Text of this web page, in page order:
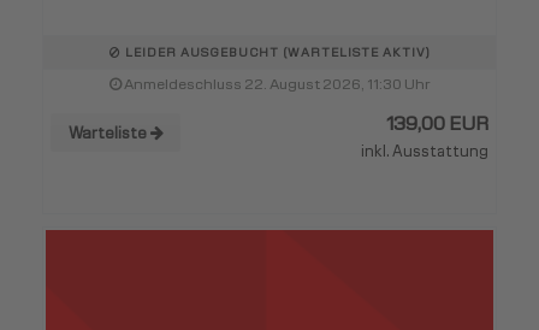
LEIDER AUSGEBUCHT (WARTELISTE AKTIV)
Anmeldeschluss 22. August 2026, 11:30 Uhr
Warteliste 139,00 EUR
inkl. Ausstattung